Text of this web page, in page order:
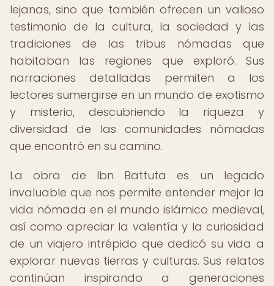
lejanas, sino que también ofrecen un valioso
testimonio de la cultura, la sociedad y las
tradiciones de las tribus nómadas que
habitaban las regiones que exploró. Sus
narraciones detalladas permiten a los
lectores sumergirse en un mundo de exotismo
y misterio, descubriendo la riqueza y
diversidad de las comunidades nómadas
que encontró en su camino.
La obra de Ibn Battuta es un legado
invaluable que nos permite entender mejor la
vida nómada en el mundo islámico medieval,
así como apreciar la valentía y la curiosidad
de un viajero intrépido que dedicó su vida a
explorar nuevas tierras y culturas. Sus relatos
continúan inspirando a generaciones